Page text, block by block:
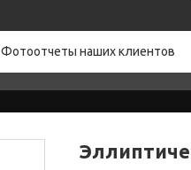
Фотоотчеты наших клиентов